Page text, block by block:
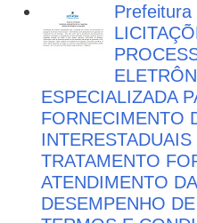
ESPECIALIZADA
FORNECIMENTO
TRATAMENTO
ATENDIMENTO
DESEMPENHO